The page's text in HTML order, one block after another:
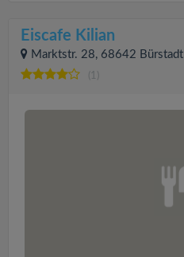
Eiscafe Kilian
Marktstr. 28, 68642 Bürstadt
(1)